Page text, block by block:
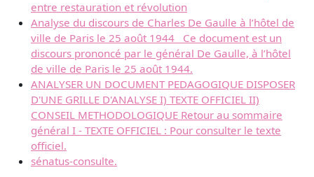
entre restauration et révolution
Analyse du discours de Charles De Gaulle à l’hôtel de
ville de Paris le 25 août 1944 Ce document est un
discours prononcé par le général De Gaulle, à l’hôtel
de ville de Paris le 25 août 1944.
ANALYSER UN DOCUMENT PEDAGOGIQUE DISPOSER
D'UNE GRILLE D'ANALYSE I) TEXTE OFFICIEL II)
CONSEIL METHODOLOGIQUE Retour au sommaire
général I - TEXTE OFFICIEL : Pour consulter le texte
officiel.
sénatus-consulte.